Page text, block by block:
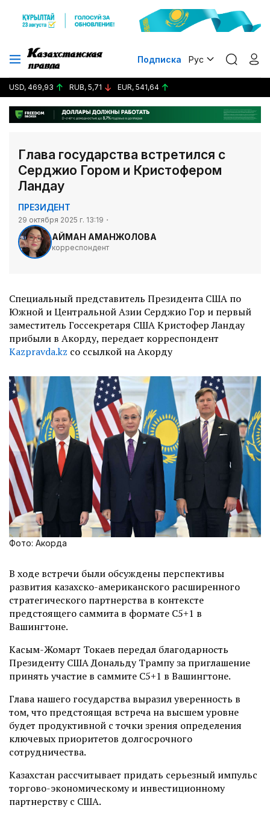
Подписка Рус
USD, 469,93 RUB, 5,71 EUR, 541,64
Глава государства встретился с
Серджио Гором и Кристофером
Ландау
ПРЕЗИДЕНТ
29 октября 2025 г. 13:19
АЙМАН АМАНЖОЛОВА
корреспондент
Специальный представитель Президента США по
Южной и Центральной Азии Серджио Гор и первый
заместитель Госсекретаря США Кристофер Ландау
прибыли в Акорду, передает корреспондент
Kazpravda.kz со ссылкой на Акорду
Фото: Акорда
В ходе встречи были обсуждены перспективы
развития казахско-американского расширенного
стратегического партнерства в контексте
предстоящего саммита в формате C5+1 в
Вашингтоне.
Касым-Жомарт Токаев передал благодарность
Президенту США Дональду Трампу за приглашение
принять участие в саммите C5+1 в Вашингтоне.
Глава нашего государства выразил уверенность в
том, что предстоящая встреча на высшем уровне
будет продуктивной с точки зрения определения
ключевых приоритетов долгосрочного
сотрудничества.
Казахстан рассчитывает придать серьезный импульс
торгово-экономическому и инвестиционному
партнерству с США.